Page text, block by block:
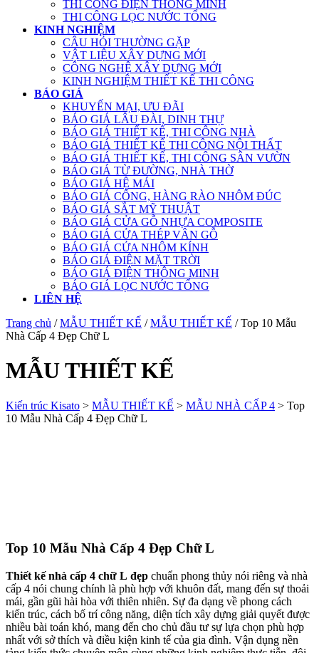
THI CÔNG ĐIỆN THÔNG MINH
THI CÔNG LỌC NƯỚC TỔNG
KINH NGHIỆM
CÂU HỎI THƯỜNG GẶP
VẬT LIỆU XÂY DỰNG MỚI
CÔNG NGHỆ XÂY DỰNG MỚI
KINH NGHIỆM THIẾT KẾ THI CÔNG
BÁO GIÁ
KHUYẾN MẠI, ƯU ĐÃI
BÁO GIÁ LÂU ĐÀI, DINH THỰ
BÁO GIÁ THIẾT KẾ, THI CÔNG NHÀ
BÁO GIÁ THIẾT KẾ THI CÔNG NỘI THẤT
BÁO GIÁ THIẾT KẾ, THI CÔNG SÂN VƯỜN
BÁO GIÁ TỪ ĐƯỜNG, NHÀ THỜ
BÁO GIÁ HỆ MÁI
BÁO GIÁ CỔNG, HÀNG RÀO NHÔM ĐÚC
BÁO GIÁ SẮT MỸ THUẬT
BÁO GIÁ CỬA GỖ NHỰA COMPOSITE
BÁO GIÁ CỬA THÉP VÂN GỖ
BÁO GIÁ CỬA NHÔM KÍNH
BÁO GIÁ ĐIỆN MẶT TRỜI
BÁO GIÁ ĐIỆN THÔNG MINH
BÁO GIÁ LỌC NƯỚC TỔNG
LIÊN HỆ
Trang chủ /MẪU THIẾT KẾ /MẪU THIẾT KẾ / Top 10 Mẫu
Nhà Cấp 4 Đẹp Chữ L
MẪU THIẾT KẾ
Kiến trúc Kisato > MẪU THIẾT KẾ > MẪU NHÀ CẤP 4 > Top
10 Mẫu Nhà Cấp 4 Đẹp Chữ L
Top 10 Mẫu Nhà Cấp 4 Đẹp Chữ L
Thiết kế nhà cấp 4 chữ L đẹp chuẩn phong thủy nói riêng và nhà
cấp 4 nói chung chính là phù hợp với khuôn đất, mang đến sự thoải
mái, gần gũi hài hòa với thiên nhiên. Sự đa dạng về phong cách
kiến trúc, cách bố trí công năng, diện tích xây dựng giải quyết được
nhiều bài toán khó, mang đến cho chủ đầu tư sự lựa chọn phù hợp
nhất với sở thích và điều kiện kinh tế của gia đình. Vận dụng nền